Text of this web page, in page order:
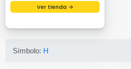
Ver tienda →
Símbolo: H